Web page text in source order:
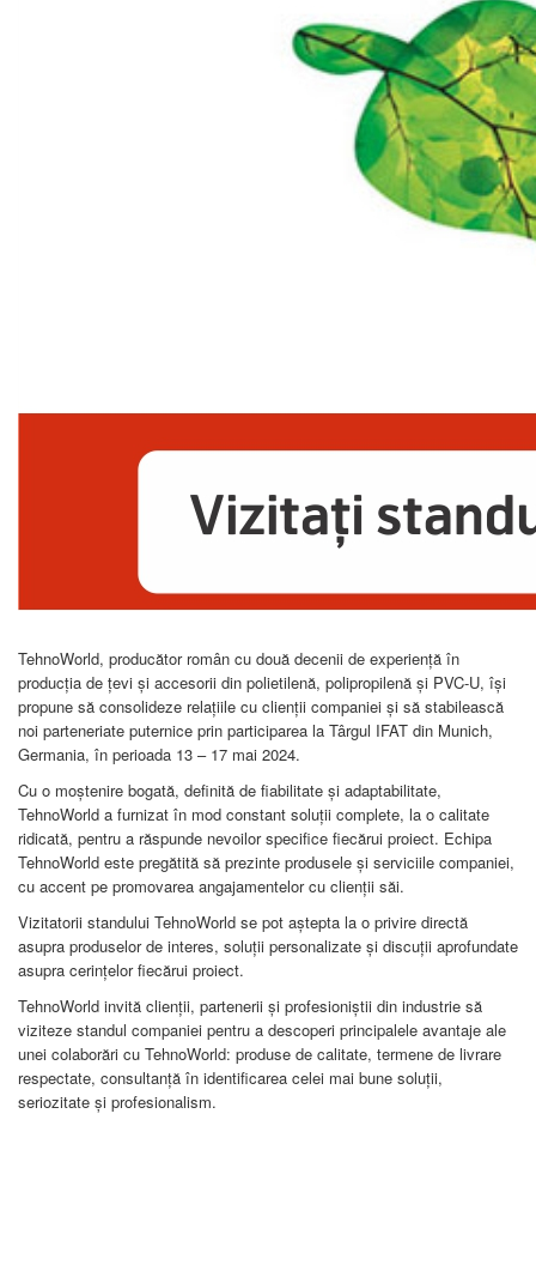
TehnoWorld, producător român cu două decenii de experiență în
producția de țevi și accesorii din polietilenă, polipropilenă și PVC-U, își
propune să consolideze relațiile cu clienții companiei și să stabilească
noi parteneriate puternice prin participarea la Târgul IFAT din Munich,
Germania, în perioada 13 – 17 mai 2024.
Cu o moștenire bogată, definită de fiabilitate și adaptabilitate,
TehnoWorld a furnizat în mod constant soluții complete, la o calitate
ridicată, pentru a răspunde nevoilor specifice fiecărui proiect. Echipa
TehnoWorld este pregătită să prezinte produsele și serviciile companiei,
cu accent pe promovarea angajamentelor cu clienții săi.
Vizitatorii standului TehnoWorld se pot aștepta la o privire directă
asupra produselor de interes, soluții personalizate și discuții aprofundate
asupra cerințelor fiecărui proiect.
TehnoWorld invită clienții, partenerii și profesioniștii din industrie să
viziteze standul companiei pentru a descoperi principalele avantaje ale
unei colaborări cu TehnoWorld: produse de calitate, termene de livrare
respectate, consultanță în identificarea celei mai bune soluții,
seriozitate și profesionalism.